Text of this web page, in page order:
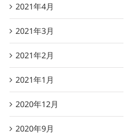
2021年4月
2021年3月
2021年2月
2021年1月
2020年12月
2020年9月